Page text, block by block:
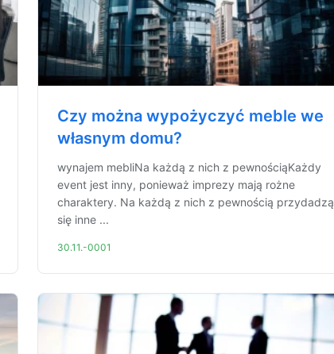
Czy można wypożyczyć meble we
własnym domu?
wynajem mebliNa każdą z nich z pewnościąKażdy
event jest inny, ponieważ imprezy mają rożne
charaktery. Na każdą z nich z pewnością przydadzą
się inne ...
30.11.-0001